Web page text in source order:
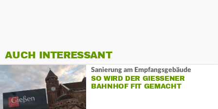
AUCH INTERESSANT
Sanierung am Empfangsgebäude
SO WIRD DER GIESSENER B
AHNHOF FIT GEMACHT